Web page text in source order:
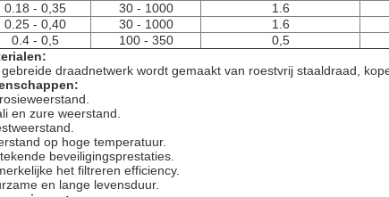
0.18 - 0,35
30 - 1000 1.6
0.25 - 0,40
30 - 1000 1.6
0.4 - 0,5
100 - 350 0,5
gebreide draadnetwerk wordt gemaakt van roestvrij staaldraad,
en zure weerstand.
op hoge temperatuur.
beveiligingsprestaties.
het filtreren efficiency.
en lange levensduur.